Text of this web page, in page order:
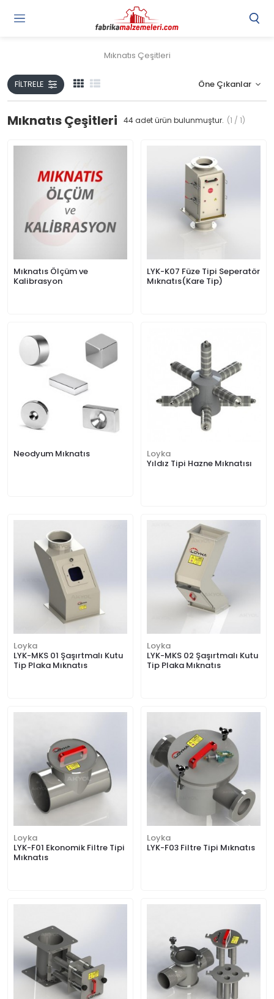
Mıknatıs Çeşitleri
FILTRELE
Mıknatıs Çeşitleri 44 adet ürün bulunmuştur. (1 / 1)
Mıknatıs Ölçüm ve
Kalibrasyon
LYK-K07 Füze Tipi Seperatör
Mıknatıs(Kare Tip)
Neodyum Mıknatıs
Loyka
Yıldız Tipi Hazne Mıknatısı
Loyka
LYK-MKS 01 Şaşırtmalı Kutu
Tip Plaka Mıknatıs
Loyka
LYK-MKS 02 Şaşırtmalı Kutu
Tip Plaka Mıknatıs
Loyka
LYK-F01 Ekonomik Filtre Tipi
Mıknatıs
Loyka
LYK-F03 Filtre Tipi Mıknatıs